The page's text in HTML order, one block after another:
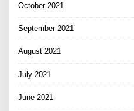
October 2021
September 2021
August 2021
July 2021
June 2021